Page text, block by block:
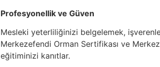
Profesyonellik ve Güven
Mesleki yeterliliğinizi belgelemek,
Merkezefendi Orman Sertifikası ve
eğitiminizi kanıtlar.